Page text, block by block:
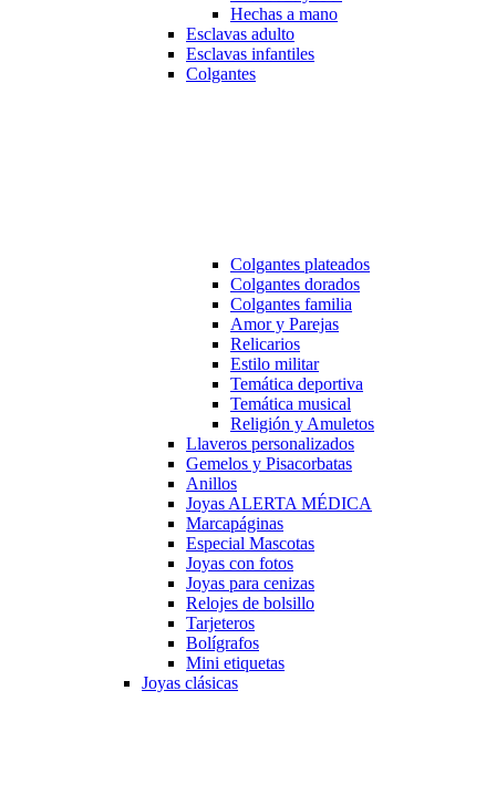
Hechas a mano
Esclavas adulto
Esclavas infantiles
Colgantes
Colgantes plateados
Colgantes dorados
Colgantes familia
Amor y Parejas
Relicarios
Estilo militar
Temática deportiva
Temática musical
Religión y Amuletos
Llaveros personalizados
Gemelos y Pisacorbatas
Anillos
Joyas ALERTA MÉDICA
Marcapáginas
Especial Mascotas
Joyas con fotos
Joyas para cenizas
Relojes de bolsillo
Tarjeteros
Bolígrafos
Mini etiquetas
Joyas clásicas